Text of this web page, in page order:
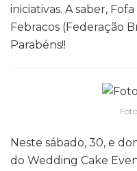
iniciativas. A saber,
Febracos (Federação
Parabéns!!
Neste sábado, 30, e
do Wedding Cake